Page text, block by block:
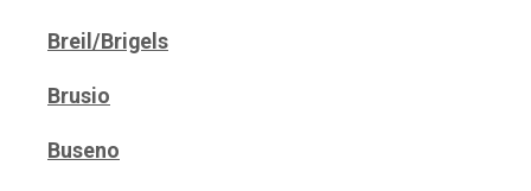
Breil/Brigels
Brusio
Buseno